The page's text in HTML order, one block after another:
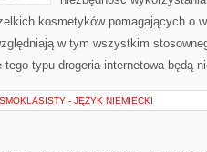
kosmetyków pomagających o
w tym wszystkim
tego typu drogeria internetowa będą
- JĘZYK NIEMIECKI